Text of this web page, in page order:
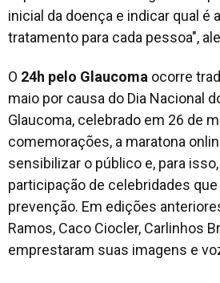
inicial da doença e indicar qual é
tratamento para cada pessoa",
O 24h pelo Glaucoma ocorre
maio por causa do Dia Nacional
Glaucoma, celebrado em 26 de
comemorações, a maratona
sensibilizar o público e, para
participação de celebridades
prevenção. Em edições
Ramos, Caco Ciocler, Carlinhos
emprestaram suas imagens e